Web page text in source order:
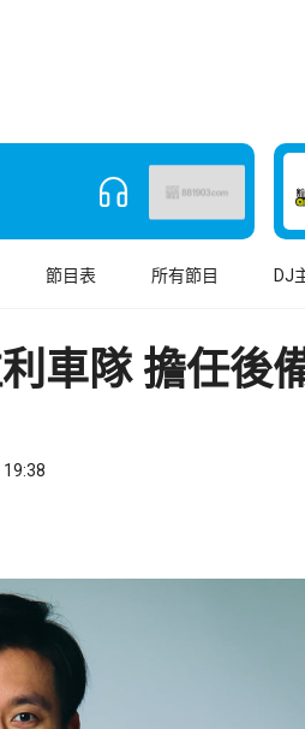
節目表 所有節目 DJ
車隊 擔任後